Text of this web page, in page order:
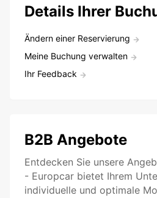
Details Ihrer
Ändern einer Reservierung
Meine Buchung verwalten
Ihr Feedback
B2B Angebote
Entdecken Sie unsere
- Europcar bietet Ihrem
individuelle und optimale